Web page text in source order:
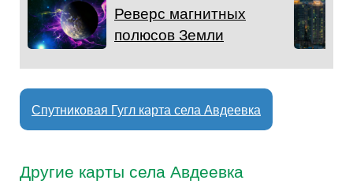
Реверс магнитных
полюсов Земли
Спутниковая Гугл карта села Авдеевка
Другие карты села Авдеевка